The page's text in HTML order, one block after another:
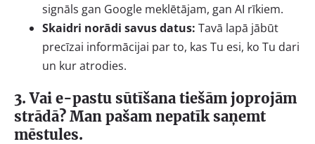
signāls gan Google meklētājam, gan AI rīkiem.
Skaidri norādi savus datus: Tavā lapā jābūt
precīzai informācijai par to, kas Tu esi, ko Tu dari
un kur atrodies.
3. Vai e-pastu sūtīšana tiešām joprojām
strādā? Man pašam nepatīk saņemt
mēstules.